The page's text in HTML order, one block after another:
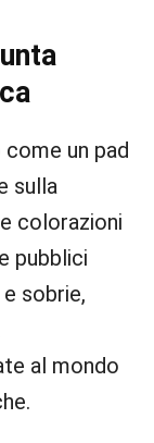
un pad
sulla
colorazioni
pubblici
sobrie,
al mondo